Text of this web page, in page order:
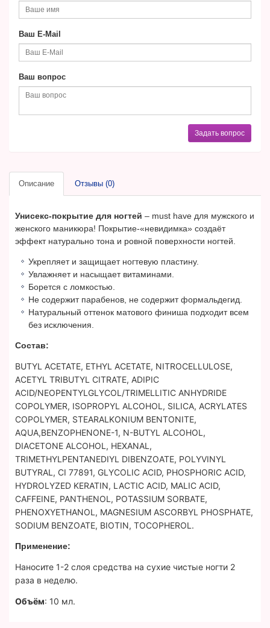
Ваш E-Mail
Ваш вопрос
Задать вопрос
Описание Отзывы (0)
Унисекс-покрытие для ногтей – must have для мужского и
женского маникюра! Покрытие-«невидимка» создаёт
эффект натурально тона и ровной поверхности ногтей.
Укрепляет и защищает ногтевую пластину.
Увлажняет и насыщает витаминами.
Борется с ломкостью.
Не содержит парабенов, не содержит формальдегид.
Натуральный оттенок матового финиша подходит всем
без исключения.
Состав:
BUTYL ACETATE, ETHYL ACETATE, NITROCELLULOSE,
ACETYL TRIBUTYL CITRATE, ADIPIC
ACID/NEOPENTYLGLYCOL/TRIMELLITIC ANHYDRIDE
COPOLYMER, ISOPROPYL ALCOHOL, SILICA, ACRYLATES
COPOLYMER, STEARALKONIUM BENTONITE,
AQUA,BENZOPHENONE-1, N-BUTYL ALCOHOL,
DIACETONE ALCOHOL, HEXANAL,
TRIMETHYLPENTANEDIYL DIBENZOATE, POLYVINYL
BUTYRAL, CI 77891, GLYCOLIC ACID, PHOSPHORIC ACID,
HYDROLYZED KERATIN, LACTIC ACID, MALIC ACID,
CAFFEINE, PANTHENOL, POTASSIUM SORBATE,
PHENOXYETHANOL, MAGNESIUM ASCORBYL PHOSPHATE,
SODIUM BENZOATE, BIOTIN, TOCOPHEROL.
Применение:
Наносите 1-2 слоя средства на сухие чистые ногти 2
раза в неделю.
Объём: 10 мл.